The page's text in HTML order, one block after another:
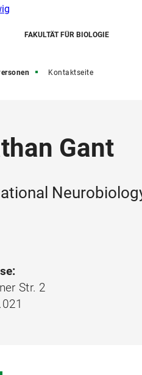
FAKULTÄT FÜR BIOLOGIE
Kontaktseite
Gant
Str. 2